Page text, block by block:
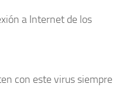
a Internet de los
con este virus siempre